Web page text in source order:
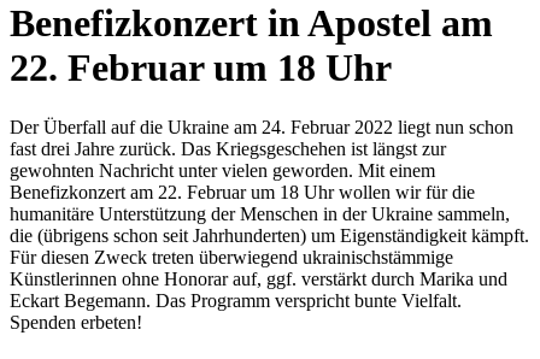
Benefizkonzert in Apostel am
22. Februar um 18 Uhr
Der Überfall auf die Ukraine am 24. Februar 2022 liegt nun schon
fast drei Jahre zurück. Das Kriegsgeschehen ist längst zur
gewohnten Nachricht unter vielen geworden. Mit einem
Benefizkonzert am 22. Februar um 18 Uhr wollen wir für die
humanitäre Unterstützung der Menschen in der Ukraine sammeln,
die (übrigens schon seit Jahrhunderten) um Eigenständigkeit kämpft.
Für diesen Zweck treten überwiegend ukrainischstämmige
Künstlerinnen ohne Honorar auf, ggf. verstärkt durch Marika und
Eckart Begemann. Das Programm verspricht bunte Vielfalt.
Spenden erbeten!